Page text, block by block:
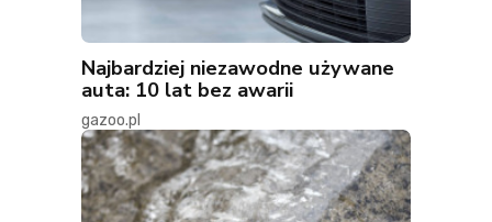
Najbardziej niezawodne używane
auta: 10 lat bez awarii
gazoo.pl